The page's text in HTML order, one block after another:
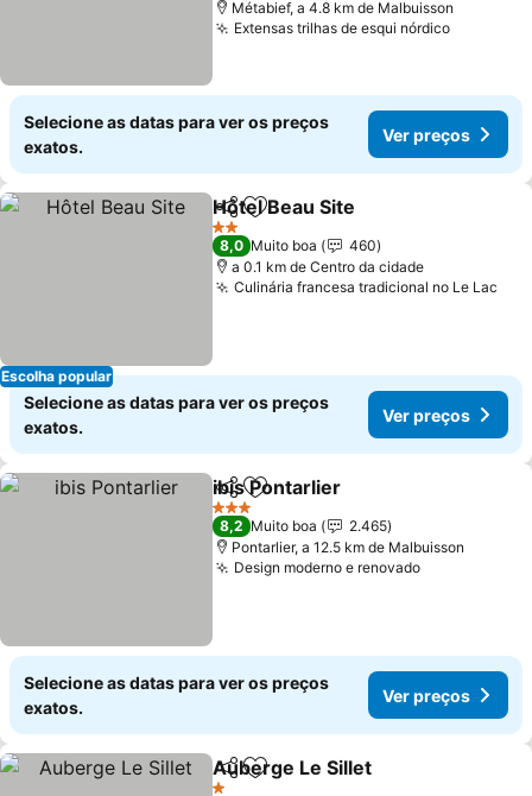
Métabief, a 4.8 km de Malbuisson
Extensas trilhas de esqui nórdicoVer
Selecione as datas para ver os preços
exatos.
Ver preços
Escolha popular
PartilharAdicionar aos favoritos
Hôtel Beau Site
2 Estrelas
8,0 Muito boa
460
a 0.1 km de Centro da cidade
Culinária francesa tradicional no Le Lac
Selecione as datas para ver os preços
exatos.
Ver preços
PartilharAdicionar aos favoritos
ibis Pontarlier
3 Estrelas
8,2 Muito boa
2.465
Pontarlier, a 12.5 km de Malbuisson
Design moderno e renovadoVer preços
Selecione as datas para ver os preços
exatos.
Ver preços
PartilharAdicionar aos favoritos
Auberge Le Sillet